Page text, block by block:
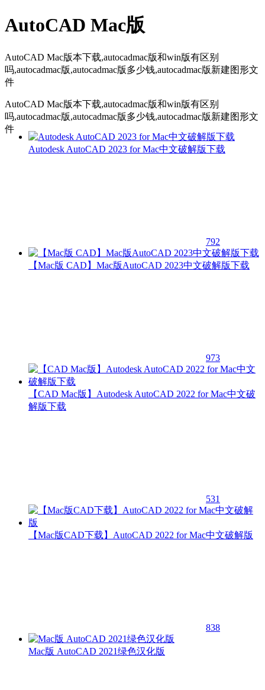
AutoCAD Mac版
AutoCAD Mac版本下载,autocadmac版和win版有区别
吗,autocadmac版,autocadmac版多少钱,autocadmac版新建图形文
件
AutoCAD Mac版本下载,autocadmac版和win版有区别
吗,autocadmac版,autocadmac版多少钱,autocadmac版新建图形文
件
Autodesk AutoCAD 2023 for Mac中文破解版下载
792
【Mac版 CAD】Mac版AutoCAD 2023中文破解版下载
973
【CAD Mac版】Autodesk AutoCAD 2022 for Mac中文破
解版下载
531
【Mac版CAD下载】AutoCAD 2022 for Mac中文破解版
838
Mac版 AutoCAD 2021绿色汉化版